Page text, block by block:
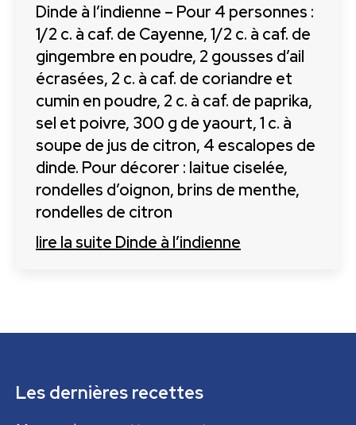
Dinde à l’indienne – Pour 4 personnes :
1/2 c. à caf. de Cayenne, 1/2 c. à caf. de
gingembre en poudre, 2 gousses d’ail
écrasées, 2 c. à caf. de coriandre et
cumin en poudre, 2 c. à caf. de paprika,
sel et poivre, 300 g de yaourt, 1 c. à
soupe de jus de citron, 4 escalopes de
dinde. Pour décorer : laitue ciselée,
rondelles d’oignon, brins de menthe,
rondelles de citron
lire la suite Dinde à l’indienne
Les dernières recettes